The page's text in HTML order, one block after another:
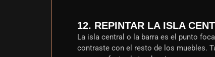
12. REPINTAR LA ISLA
La isla central o la barra es el punto
contraste con el resto de los muebles.